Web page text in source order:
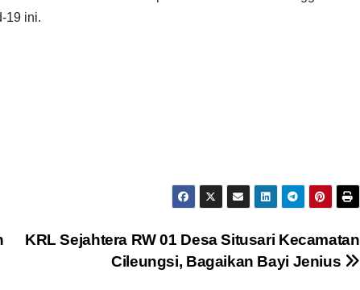
19 ini.
KRL Sejahtera RW 01 Desa Situsari Kecamatan
Cileungsi, Bagaikan Bayi Jenius